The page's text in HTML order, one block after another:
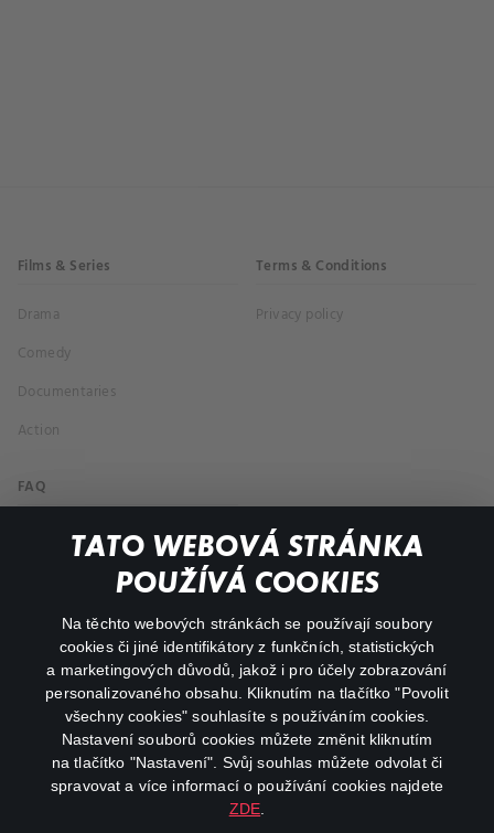
TATO WEBOVÁ STRÁNKA
POUŽÍVÁ COOKIES
Na těchto webových stránkách se používají soubory
cookies či jiné identifikátory z funkčních, statistických
a marketingových důvodů, jakož i pro účely zobrazování
personalizovaného obsahu. Kliknutím na tlačítko "Povolit
všechny cookies" souhlasíte s používáním cookies.
Nastavení souborů cookies můžete změnit kliknutím
na tlačítko "Nastavení". Svůj souhlas můžete odvolat či
spravovat a více informací o používání cookies najdete
ZDE
Films & Series
Drama
Comedy
Documentaries
Action
Terms & Conditions
Privacy policy
FAQ
My profile
facebookinstagram
youtube